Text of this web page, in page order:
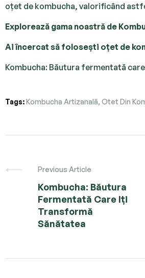
oțet de kombucha, valorificând
Explorează gama noastră de
Ai încercat să folosești oțet de
Kombucha: Băutura fermentată
Tags:Kombucha Artizanală, Otet Din
Previous Article
Kombucha: Băutura
Fermentată Care Iți
Transformă
Sănătatea